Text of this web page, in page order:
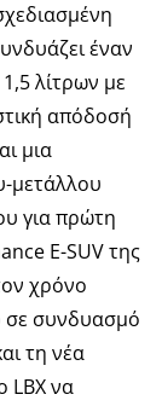
έναν
λίτρων με
απόδοσή
μια
μετάλλου
για πρώτη
Ε-SUV της
χρόνο
σε συνδυασμό
τη νέα
LBX να